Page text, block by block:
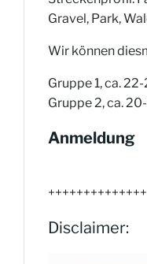
Gravel, Park,
Wir können
Gruppe 1, ca.
Gruppe 2, ca.
Anmeldung
Disclaimer: